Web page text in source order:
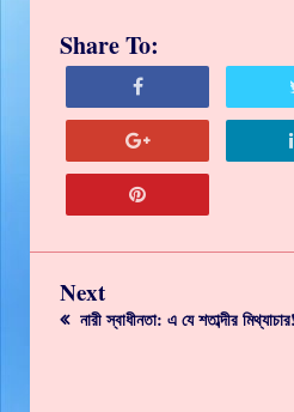
Share To:
Next
নারী স্বাধীনতা: এ যে শতাব্দীর মিথ্যাচার!